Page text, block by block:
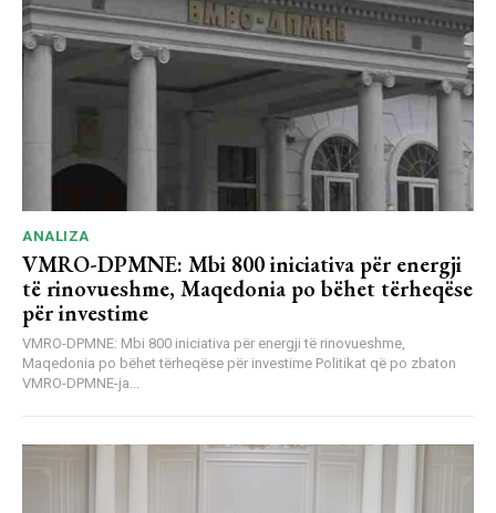
ANALIZA
VMRO-DPMNE: Mbi 800 iniciativa për energji
të rinovueshme, Maqedonia po bëhet tërheqëse
për investime
VMRO-DPMNE: Mbi 800 iniciativa për energji të rinovueshme,
Maqedonia po bëhet tërheqëse për investime Politikat që po zbaton
VMRO-DPMNE-ja...